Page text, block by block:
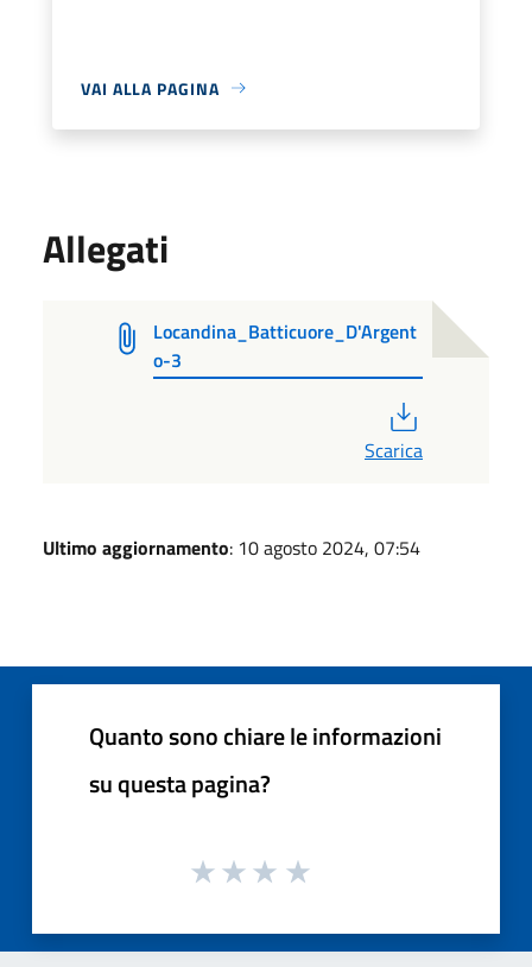
VAI ALLA PAGINA
Allegati
Locandina_Batticuore_D'Argent
o-3
Scarica
Ultimo aggiornamento: 10 agosto 2024, 07:54
Quanto sono chiare le informazioni
su questa pagina?